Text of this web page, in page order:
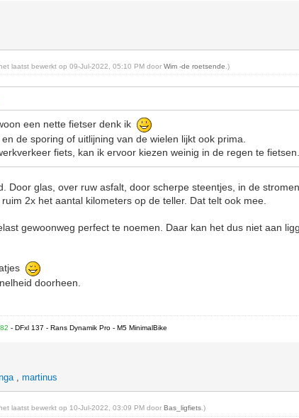
laatst bewerkt op 09-Jul-2022, 05:10 PM doorWim -de roetsende .)
een nette fietser denk ik
en de sporing of uitlijning van de wielen lijkt ook prima.
fiets, kan ik ervoor kiezen weinig in de regen te
Door glas, over ruw asfalt, door scherpe steentjes, in de
2x het aantal kilometers op de teller. Dat telt ook mee.
gewoonweg perfect te noemen. Daar kan het dus niet aan
doorheen.
- DFxl 137 - Rans Dynamik Pro - M5 MinimalBike
,martinus
laatst bewerkt op 10-Jul-2022, 03:09 PM doorBas_ligfiets .)